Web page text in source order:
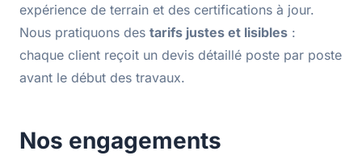
expérience de terrain et des certifications à jour.
Nous pratiquons des tarifs justes et lisibles :
chaque client reçoit un devis détaillé poste par poste
avant le début des travaux.
Nos engagements